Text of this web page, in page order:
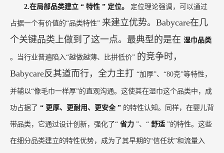
2.在局部品类建立 “ 特性 ” 定位。 定位理论强调，可以通过
占据一个有价值的“品类特性” 来建立优势。Babycare在几
个关键品类上做到了这一点。最典型的是在 湿巾品类
。当行业普遍陷入“越做越薄、比拼低价” 的竞争时，
Babycare反其道而行，全力主打 “加厚”、“80克”等特性，
并辅以“像毛巾一样厚”的直观沟通。这使其在湿巾这个品类中，成
功占据了 “ 更厚、更耐用、更安全 ” 的特性认知。同样，在婴儿背
带品类，它通过设计创新，强化了“ 省力 ”、“ 舒适 ”的特性。这些
在细分品类建立的特性优势，成为了其早期的“信任状”和流量入